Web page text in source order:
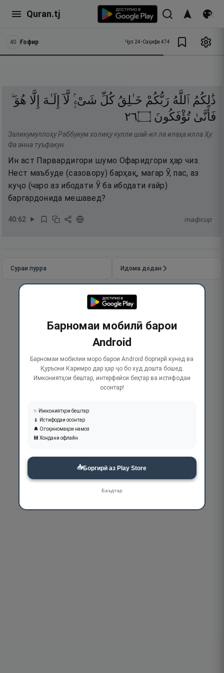
Quran.tj
40 Ғофир Ҷуз 24•Саҳифа 474
ذَٰلِكُمُ ٱللَّهُ رَبُّكُمْ خَـٰلِقُ كُلِّ شَىْءٍۢ لَّآ إِلَـٰهَ إِلَّا هُوَ ۖ
فَأَنَّىٰ تُؤْفَكُونَ ۝٦٢
Заликумуллоҳу Раббукум холиқу кулли шай-ил ла илаҳа илла Ҳу.
Фа анна туъфакун.
Ин аст Парвардигори шумо Офаридгори ҳар чиз.
Нест маъбуде (сазовору) барҳақ, магар Ӯ, пас, аз
куҷо (чаро аз ибодати Ӯ ба ибодати ғайр)
баргардонида мешавед?
40:62 тафсир
Сураи пурра Идома додан
Барномаи мобилӣ барои
Android
Барномаи мобилии моро барои Android боргирӣ кунед ва
Қуръони Каримро дар ҳар ҷо бо худ дошта бошед.
Имкониятҳои бештар, интерфейси беҳтар ва истифодаи
осонтар!
✨ Имкониятҳои бештар
📱 Истифодаи осонтар
🔔 Огоҳиномаҳои намоз
💾 Хондани офлайн
📥Боргирӣ аз Play Store
Баъдтар